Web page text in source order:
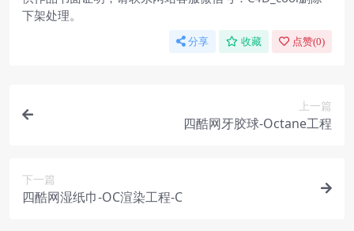
下架处理。
分享 收藏 点赞(0)
上一篇
四酷网牙胶球-Octane工程
下一篇
四酷网湿纸巾-OC渲染工程-C